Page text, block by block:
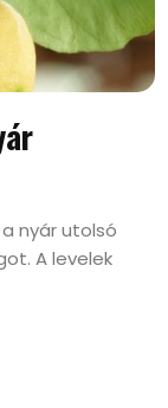
nyár utolsó
A levelek